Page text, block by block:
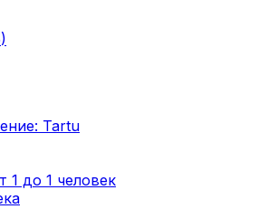
)
Tartu
1 до 1 человек